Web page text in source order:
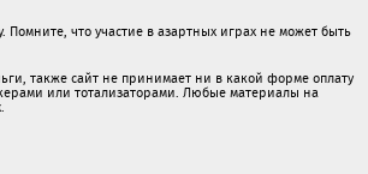
что участие в азартных играх не может быть
также сайт не принимает ни в какой форме oплaту
или тотализаторами. Любые материалы на